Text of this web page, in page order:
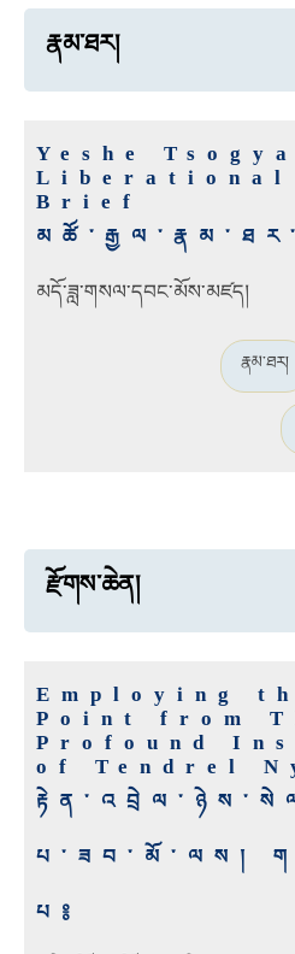
རྣམ་ཐར།
Yeshe
Brief
མདོ་ཟླ་གསལ་དབང་མོས་མཛད།
རྣམ་ཐར།
རྫོགས་ཆེན།
Employing
Point from
Profound
of Tendrel
པ་ཟབ་མོ་ལས།
པ༔